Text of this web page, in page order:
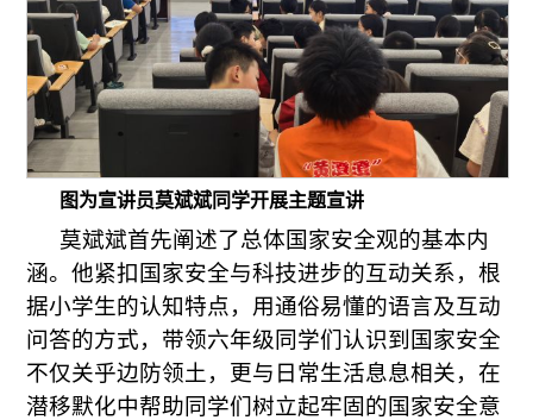
图为宣讲员莫斌斌同学开展主题宣讲
莫斌斌首先阐述了总体国家安全观的基本内
涵。他紧扣国家安全与科技进步的互动关系，根
据小学生的认知特点，用通俗易懂的语言及互动
问答的方式，带领六年级同学们认识到国家安全
不仅关乎边防领土，更与日常生活息息相关，在
潜移默化中帮助同学们树立起牢固的国家安全意